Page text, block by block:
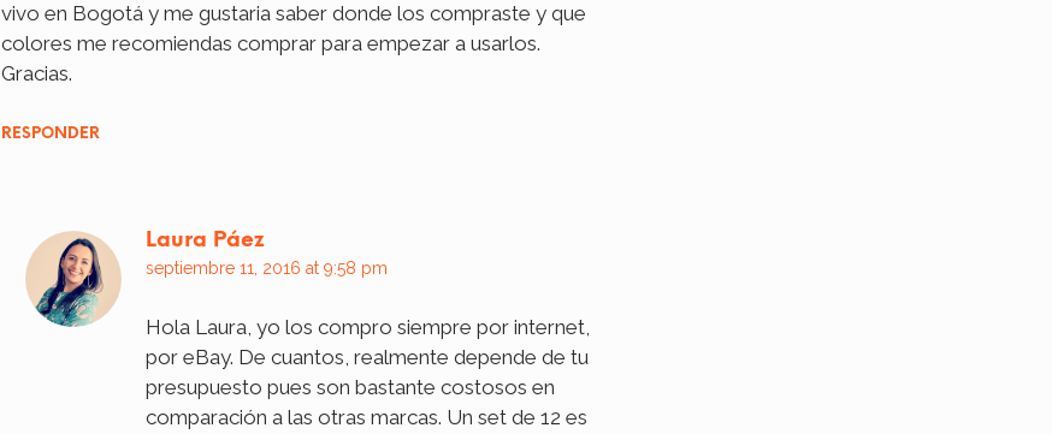
vivo en Bogotá y me gustaria saber donde los compraste y que
colores me recomiendas comprar para empezar a usarlos.
Gracias.
RESPONDER
Laura Páez
septiembre 11, 2016 at 9:58 pm
Hola Laura, yo los compro siempre por internet,
por eBay. De cuantos, realmente depende de tu
presupuesto pues son bastante costosos en
comparación a las otras marcas. Un set de 12 es